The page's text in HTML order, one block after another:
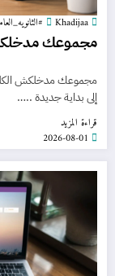
Khadijaa
مجموعك مدخلكش
مجموعك مدخلكش
إلى بداية جديدة ..…
قراءة المزيد
2026-08-01